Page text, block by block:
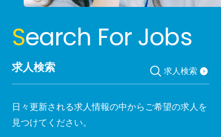
Search For Jobs
求人検索 求人検索
日々更新される求人情報の中からご希望の求人を
見つけてください。